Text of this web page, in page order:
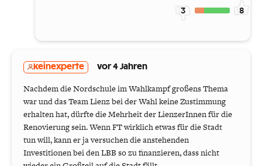
3 8
keinexperte vor 4 Jahren
Nachdem die Nordschule im Wahlkampf großens Thema
war und das Team Lienz bei der Wahl keine Zustimmung
erhalten hat, dürfte die Mehrheit der LienzerInnen für die
Renovierung sein. Wenn FT wirklich etwas für die Stadt
tun will, kann er ja versuchen die anstehenden
Investitionen bei den LBB so zu finanzieren, dass nicht